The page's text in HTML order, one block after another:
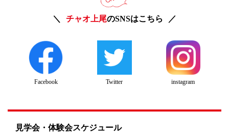
チャオ上尾のSNSはこちら
Facebook Twitter instagram
見学会・体験会スケジュール